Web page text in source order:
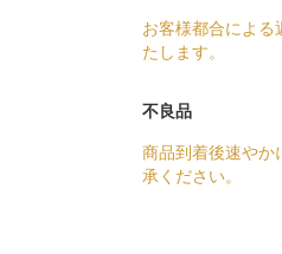
お客様都合による
たします。
不良品
商品到着後速やか
承ください。